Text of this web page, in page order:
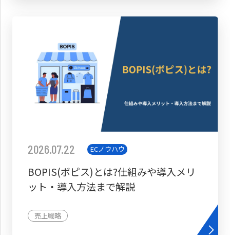
2026.07.22 ECノウハウ
BOPIS(ボピス)とは?仕組みや導入メリ
ット・導入方法まで解説
売上戦略